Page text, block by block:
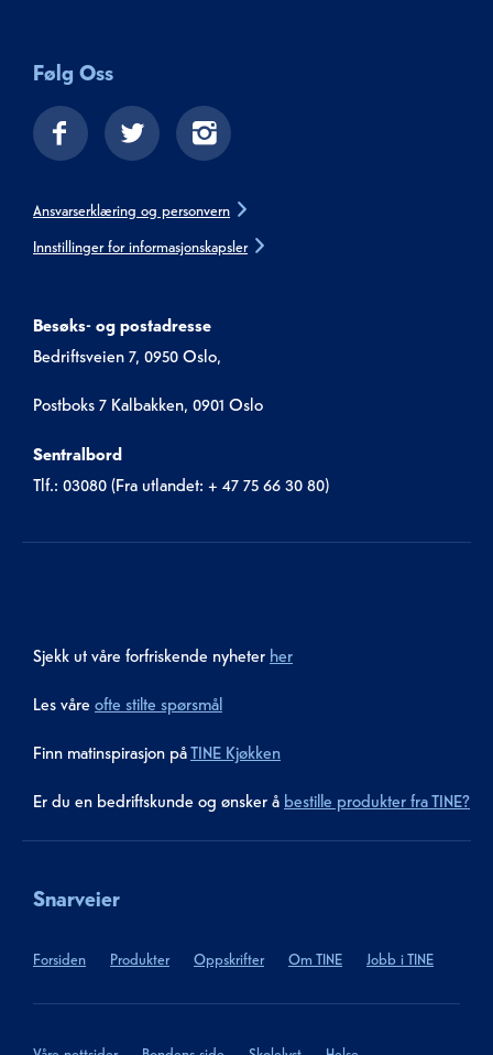
Følg Oss
Ansvarserklæring og personvern
Innstillinger for informasjonskapsler
Besøks- og postadresse
Bedriftsveien 7, 0950 Oslo,
Postboks 7 Kalbakken, 0901 Oslo
Sentralbord
Tlf.: 03080 (Fra utlandet: + 47 75 66 30 80)
Sjekk ut våre forfriskende nyheter her
Les våre ofte stilte spørsmål
Finn matinspirasjon påTINE Kjøkken
Er du en bedriftskunde og ønsker å bestille produkter fra TINE?
Snarveier
Forsiden Produkter Oppskrifter Om TINE Jobb i TINE